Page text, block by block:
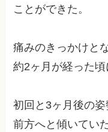
ことができた。
痛みのきっかけと
約2ヶ月が経った頃
初回と3ヶ月後の
前方へと傾いてい